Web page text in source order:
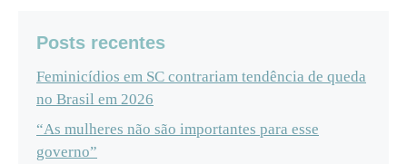
Posts recentes
Feminicídios em SC contrariam tendência de queda
no Brasil em 2026
“As mulheres não são importantes para esse
governo”